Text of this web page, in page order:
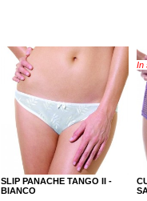
SLIP PANACHE TANGO II -
BIANCO
In